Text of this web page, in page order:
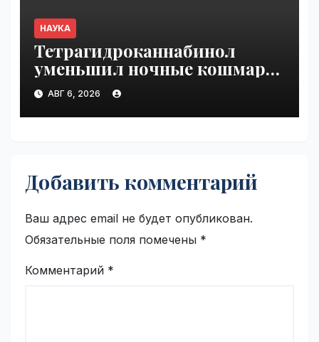
НАУКА
Тетрагидроканнабинол
уменьшил ночные кошмары
при ПТСР | VseTime.ru
АВГ 6, 2026
Добавить комментарий
Ваш адрес email не будет опубликован.
Обязательные поля помечены *
Комментарий *